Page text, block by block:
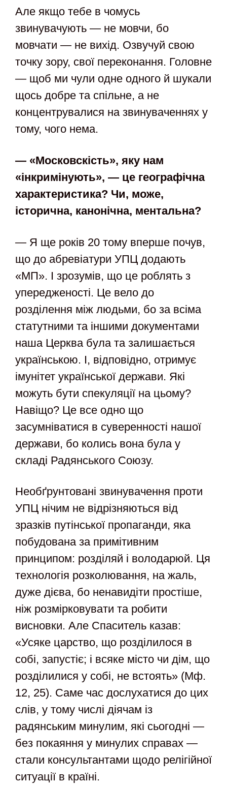
Але якщо тебе в чомусь
звинувачують — не мовчи, бо
мовчати — не вихід. Озвучуй свою
точку зору, свої переконання. Головне
— щоб ми чули одне одного й шукали
щось добре та спільне, а не
концентрувалися на звинуваченнях у
тому, чого нема.
— «Московскість», яку нам
«інкримінують», — це географічна
характеристика? Чи, може,
історична, канонічна, ментальна?
— Я ще років 20 тому вперше почув,
що до абревіатури УПЦ додають
«МП». І зрозумів, що це роблять з
упередженості. Це вело до
розділення між людьми, бо за всіма
статутними та іншими документами
наша Церква була та залишається
українською. І, відповідно, отримує
імунітет української держави. Які
можуть бути спекуляції на цьому?
Навіщо? Це все одно що
засумніватися в суверенності нашої
держави, бо колись вона була у
складі Радянського Союзу.
Необґрунтовані звинувачення проти
УПЦ нічим не відрізняються від
зразків путінської пропаганди, яка
побудована за примітивним
принципом: розділяй і володарюй. Ця
технологія розколювання, на жаль,
дуже дієва, бо ненавидіти простіше,
ніж розмірковувати та робити
висновки. Але Спаситель казав:
«Усяке царство, що розділилося в
собі, запустіє; і всяке місто чи дім, що
розділилися у собі, не встоять» (Мф.
12, 25). Саме час дослухатися до цих
слів, у тому числі діячам із
радянським минулим, які сьогодні —
без покаяння у минулих справах —
стали консультантами щодо релігійної
ситуації в країні.